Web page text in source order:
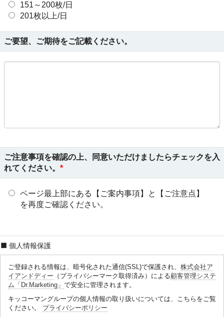
151～200枚/日
201枚以上/日
ご要望、ご期待をご記載ください。
ご注意事項を確認の上、同意いただけましたらチェックを入
れてください。
ページ最上部にある【ご案内事項】と【ご注意点】
を再度ご確認ください。
個人情報保護
ご登録される情報は、暗号化された通信(SSL)で保護され、 株式会社ア
イアンドディー （プライバシーマーク取得済み）による顧客管理システ
ム「Dr.Marketing」 で安全に管理されます。
キッコーマングループの個人情報の取り扱いについては、こちらをご覧
ください。 プライバシーポリシー